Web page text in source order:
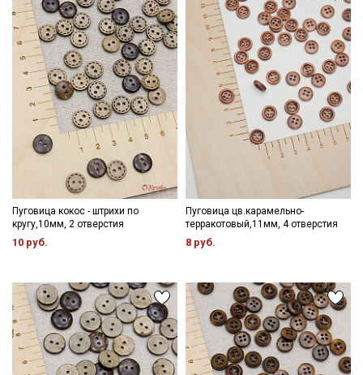
Пуговица кокос - штрихи по
кругу,10мм, 2 отверстия
10 руб.
Пуговица цв.карамельно-
терракотовый,11мм, 4 отверстия
8 руб.